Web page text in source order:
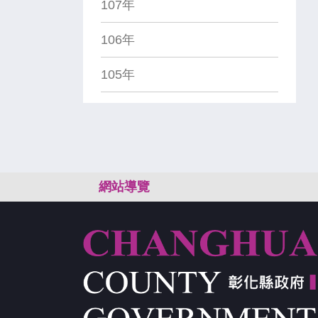
107年
106年
105年
網站導覽